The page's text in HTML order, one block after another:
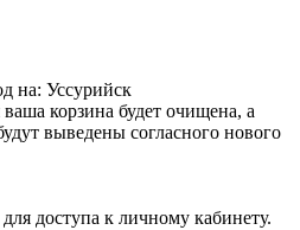
на: Уссурийск
корзина будет очищена, а
выведены согласного нового
доступа к личному кабинету.